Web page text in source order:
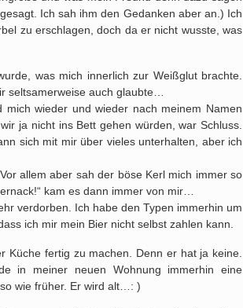
Ich sah ihm den Gedanken aber an.) Ich
zu erschlagen, doch da er nicht wusste, was
was mich innerlich zur Weißglut brachte.
seltsamerweise auch glaubte…
wieder und wieder nach meinem Namen
ja nicht ins Bett gehen würden, war Schluss.
sich mit mir über vieles unterhalten, aber ich
allem aber sah der böse Kerl mich immer so
kam es dann immer von mir…
verdorben. Ich habe den Typen immerhin um
ich mir mein Bier nicht selbst zahlen kann.
Küche fertig zu machen. Denn er hat ja keine.
in meiner neuen Wohnung immerhin eine
wie früher. Er wird alt…: )